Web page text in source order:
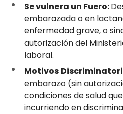
Se vulnera un Fuero:
embarazada o en
enfermedad grave, o
autorización del
laboral.
Motivos
embarazo (sin
condiciones de salud
incurriendo en